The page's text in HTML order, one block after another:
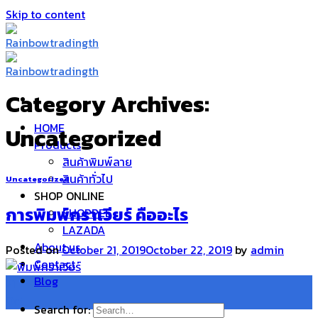
Skip to content
HOME
Products
สินค้าพิมพ์ลาย
สินค้าทั่วไป
SHOP ONLINE
SHOPPEE
LAZADA
About us
Contact
Blog
Search for:
Category Archives:
Uncategorized
Uncategorized
การพิมพ์กราเวียร์ คืออะไร
Posted onOctober 21, 2019October 22, 2019 by admin